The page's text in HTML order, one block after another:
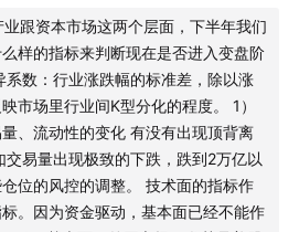
新上线的“火伴计划”会员体系，
的会员体系，也分成黄金、铂金
月可以拿合计140元的福利。
，但完全是由二季度实现的。比如沪深
，一季度跟A股一样都是负，但二季度只
季度的基础上加速下跌。恒生科技二季
有之大变局下做长期博弈，科技是两个
点。
望今年能看到CPI、PPI的拐点，消费能
业跟资本市场这两个层面，下半年我们
样的指标来判断现在是否进入变盘阶
系数：行业涨跌幅的标准差，除以涨
市场里行业间K型分化的程度。 1）
、流动性的变化 有没有出现顶背离
交易量出现极致的下跌，跌到2万亿以
位的风控的调整。 技术面的指标作
。因为资金驱动，基本面已经不能作